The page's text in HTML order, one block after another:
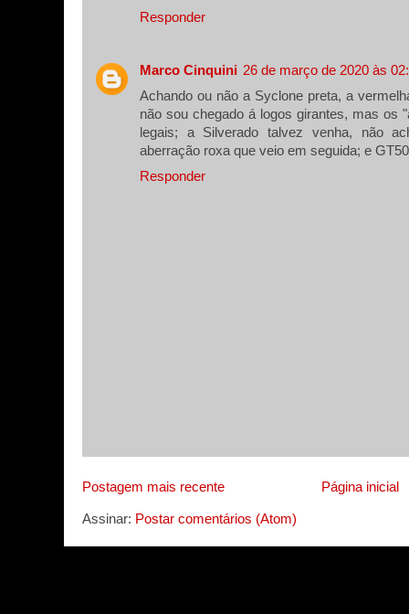
Responder
Marco Cinquini 26 de março de 2020 às
Achando ou não a Syclone preta, a
não sou chegado á logos girantes, mas os
legais; a Silverado talvez venha, não
aberração roxa que veio em seguida; e
Responder
Postagem mais recente Página inicial
Assinar: Postar comentários (Atom)